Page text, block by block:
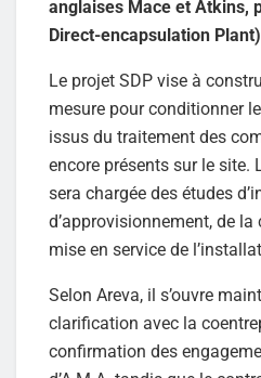
anglaises Mace et Atkins,
Direct-encapsulation
Le projet SDP vise à
mesure pour conditionner
issus du traitement des
encore présents sur le site.
sera chargée des études
d’approvisionnement, de
mise en service de
Selon Areva, il s’ouvre
clarification avec la
confirmation des